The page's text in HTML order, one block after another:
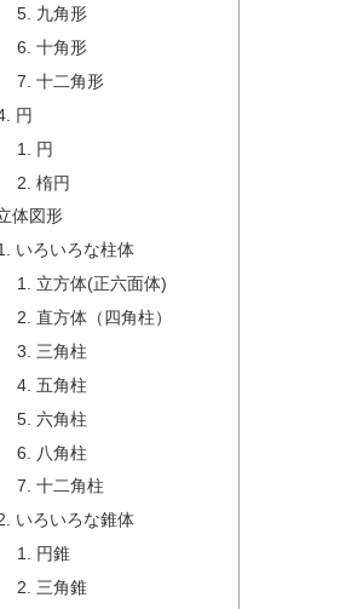
九角形
十角形
十二角形
円
円
楕円
体図形
いろいろな柱体
立方体(正六面体)
直方体（四角柱）
三角柱
五角柱
六角柱
八角柱
十二角柱
いろいろな錐体
円錐
三角錐